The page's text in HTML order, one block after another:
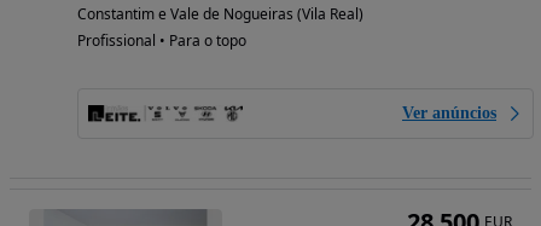
Constantim e Vale de Nogueiras (Vila Real)
Profissional • Para o topo
Ver anúncios
EUR